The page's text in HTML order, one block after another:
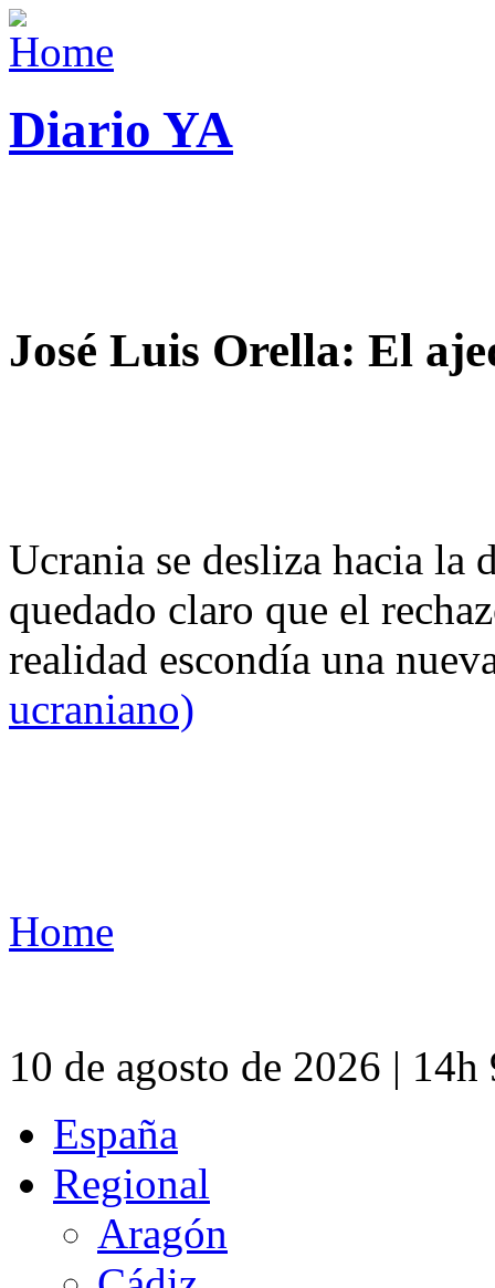
Diario YA
José Luis Orella: El
Ucrania se desliza hacia
quedado claro que el
realidad escondía una
ucraniano)
Home
10 de agosto de 2026 |
España
Regional
Aragón